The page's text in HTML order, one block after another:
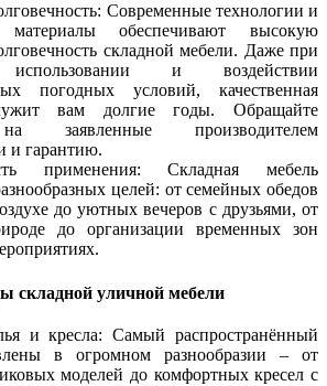
Современные технологии и
материалы обеспечивают высокую
складной мебели. Даже при
использовании и воздействии
погодных условий, качественная
вам долгие годы. Обращайте
заявленные производителем
и гарантию.
применения: Складная мебель
целей: от семейных обедов
до уютных вечеров с друзьями, от
до организации временных зон
складной уличной мебели
и кресла: Самый распространённый
в огромном разнообразии – от
моделей до комфортных кресел с